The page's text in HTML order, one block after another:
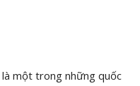
một trong những quốc